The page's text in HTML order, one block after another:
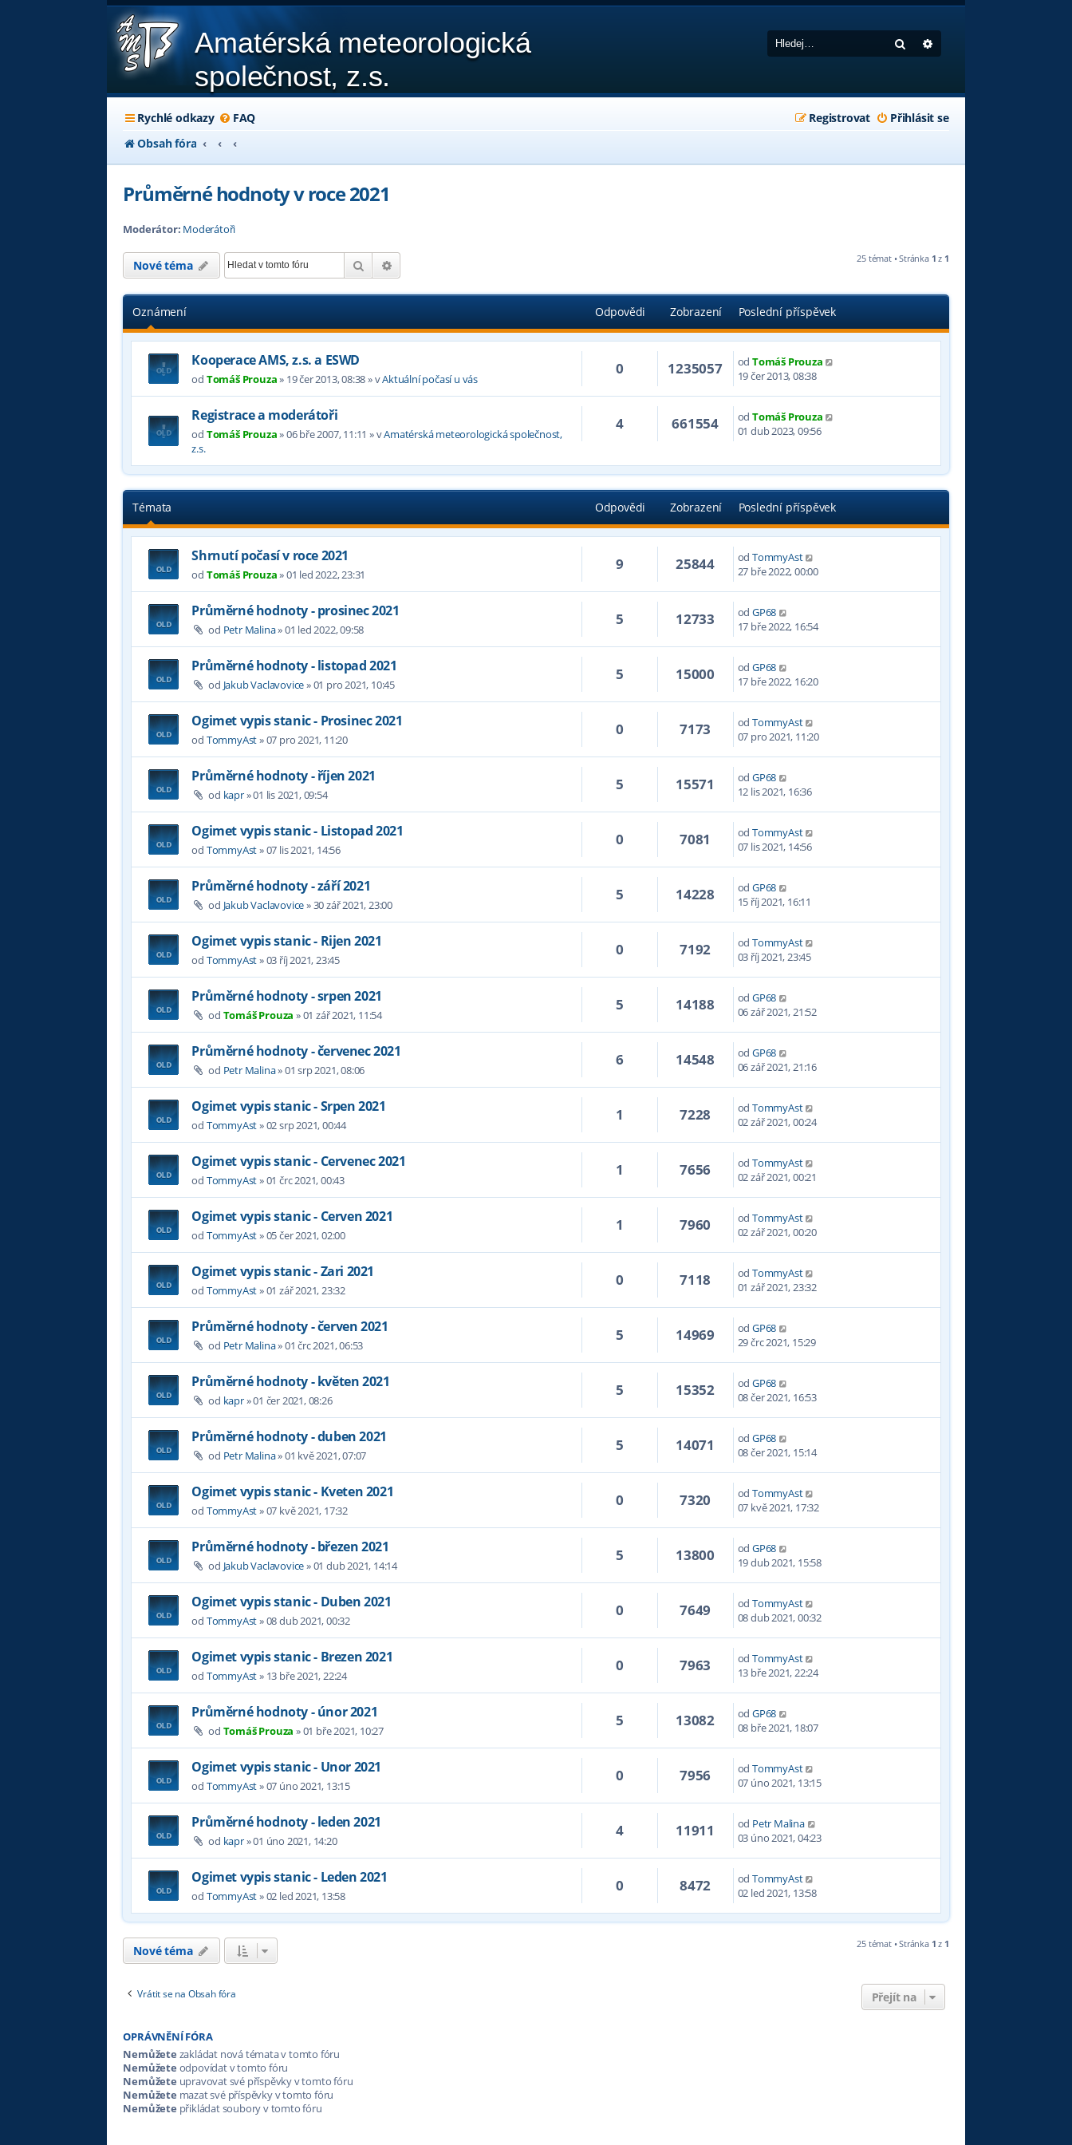
Amatérská meteorologická
společnost, z.s.
Hledat
Rychlé odkazy FAQ Přihlásit se
Registrovat
Obsah fóra
Průměrné hodnoty v roce 2021
Moderátor: Moderátoři
Nové téma Hledat 25 témat • Stránka 1 z 1
Oznámení Odpovědi Zobrazení Poslední příspěvek
Kooperace AMS, z.s. a ESWD
od Tomáš Prouza» 19 čer 2013, 08:38» vAktuální počasí u vás
0 1235057 od Tomáš Prouza
19 čer 2013, 08:38
Registrace a moderátoři
od Tomáš Prouza»06 bře 2007, 11:11 » vAmatérská meteorologická společnost,
z.s.
4 661554 od Tomáš Prouza
01 dub 2023, 09:56
Témata Odpovědi Zobrazení Poslední příspěvek
Shrnutí počasí v roce 2021
od Tomáš Prouza»01 led 2022, 23:31
9 25844 od TommyAst
27 bře 2022, 00:00
Průměrné hodnoty - prosinec 2021
od Petr Malina»01 led 2022, 09:58
5 12733 od GP68
17 bře 2022, 16:54
Průměrné hodnoty - listopad 2021
od Jakub Vaclavovice»01 pro 2021, 10:45
5 15000 od GP68
17 bře 2022, 16:20
Ogimet vypis stanic - Prosinec 2021
od TommyAst»07 pro 2021, 11:20
0 7173 od TommyAst
07 pro 2021, 11:20
Průměrné hodnoty - říjen 2021
od kapr»01 lis 2021, 09:54
5 15571 od GP68
12 lis 2021, 16:36
Ogimet vypis stanic - Listopad 2021
od TommyAst»07 lis 2021, 14:56
0 7081 od TommyAst
07 lis 2021, 14:56
Průměrné hodnoty - září 2021
od Jakub Vaclavovice»30 zář 2021, 23:00
5 14228 od GP68
15 říj 2021, 16:11
Ogimet vypis stanic - Rijen 2021
od TommyAst»03 říj 2021, 23:45
0 7192 od TommyAst
03 říj 2021, 23:45
Průměrné hodnoty - srpen 2021
od Tomáš Prouza »01 zář 2021, 11:54
5 14188 od GP68
06 zář 2021, 21:52
Průměrné hodnoty - červenec 2021
od Petr Malina»01 srp 2021, 08:06
6 14548 od GP68
06 zář 2021, 21:16
Ogimet vypis stanic - Srpen 2021
od TommyAst»02 srp 2021, 00:44
1 7228 od TommyAst
02 zář 2021, 00:24
Ogimet vypis stanic - Cervenec 2021
od TommyAst»01 črc 2021, 00:43
1 7656 od TommyAst
02 zář 2021, 00:21
Ogimet vypis stanic - Cerven 2021
od TommyAst»05 čer 2021, 02:00
1 7960 od TommyAst
02 zář 2021, 00:20
Ogimet vypis stanic - Zari 2021
od TommyAst»01 zář 2021, 23:32
0 7118 od TommyAst
01 zář 2021, 23:32
Průměrné hodnoty - červen 2021
od Petr Malina»01 črc 2021, 06:53
5 14969 od GP68
29 črc 2021, 15:29
Průměrné hodnoty - květen 2021
od kapr»01 čer 2021, 08:26
5 15352 od GP68
08 čer 2021, 16:53
Průměrné hodnoty - duben 2021
od Petr Malina»01 kvě 2021, 07:07
5 14071 od GP68
08 čer 2021, 15:14
Ogimet vypis stanic - Kveten 2021
od TommyAst»07 kvě 2021, 17:32
0 7320 od TommyAst
07 kvě 2021, 17:32
Průměrné hodnoty - březen 2021
od Jakub Vaclavovice»01 dub 2021, 14:14
5 13800 od GP68
19 dub 2021, 15:58
Ogimet vypis stanic - Duben 2021
od TommyAst»08 dub 2021, 00:32
0 7649 od TommyAst
08 dub 2021, 00:32
Ogimet vypis stanic - Brezen 2021
od TommyAst» 13 bře 2021, 22:24
0 7963 od TommyAst
13 bře 2021, 22:24
Průměrné hodnoty - únor 2021
od Tomáš Prouza »01 bře 2021, 10:27
5 13082 od GP68
08 bře 2021, 18:07
Ogimet vypis stanic - Unor 2021
od TommyAst»07 úno 2021, 13:15
0 7956 od TommyAst
07 úno 2021, 13:15
Průměrné hodnoty - leden 2021
od kapr»01 úno 2021, 14:20
4 11911 od Petr Malina
03 úno 2021, 04:23
Ogimet vypis stanic - Leden 2021
od TommyAst»02 led 2021, 13:58
0 8472 od TommyAst
02 led 2021, 13:58
Nové téma 25 témat • Stránka 1 z 1
Vrátit se na Obsah fóra Přejít na
OPRÁVNĚNÍ FÓRA
Nemůžete zakládat nová témata v tomto fóru
Nemůžete odpovídat v tomto fóru
Nemůžete upravovat své příspěvky v tomto fóru
Nemůžete mazat své příspěvky v tomto fóru
Nemůžete přikládat soubory v tomto fóru